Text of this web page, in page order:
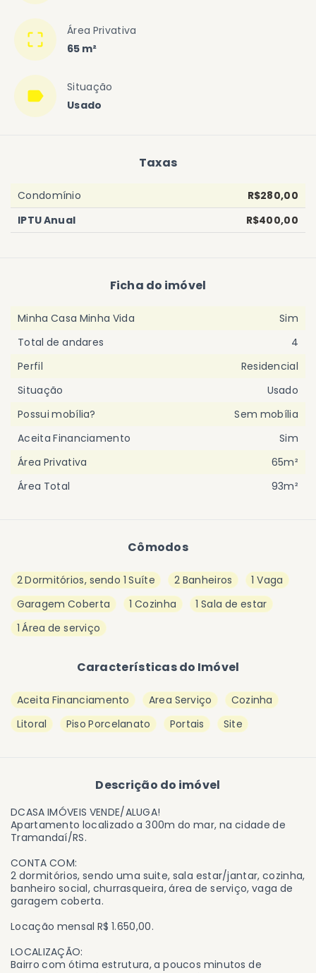
Área Privativa
65 m²
Situação
Usado
Cômodos
2 Dormitórios, sendo 1 Suíte 2 Banheiros
1 Vaga
Garagem Coberta
1 Cozinha
1 Sala de estar
1 Área de serviço
Características do Imóvel
Aceita Financiamento Area Serviço
Cozinha
Litoral
Piso Porcelanato Portais Site
Descrição do imóvel
DCASA IMÓVEIS VENDE/ALUGA!
Apartamento localizado a 300m do mar, na cidade de
Tramandaí/RS.
CONTA COM:
2 dormitórios, sendo uma suite, sala estar/jantar, cozinha,
banheiro social, churrasqueira, área de serviço, vaga de
garagem coberta.
Locação mensal R$ 1.650,00.
LOCALIZAÇÃO:
Bairro com ótima estrutura, a poucos minutos de
Taxas
Condomínio
R$280,00
IPTU Anual
R$400,00
Ficha do imóvel
Minha Casa Minha Vida
Sim
Total de andares
4
Perfil
Residencial
Situação
Usado
Possui mobília?
Sem mobília
Aceita Financiamento
Sim
Área Privativa
65m²
Área Total
93m²